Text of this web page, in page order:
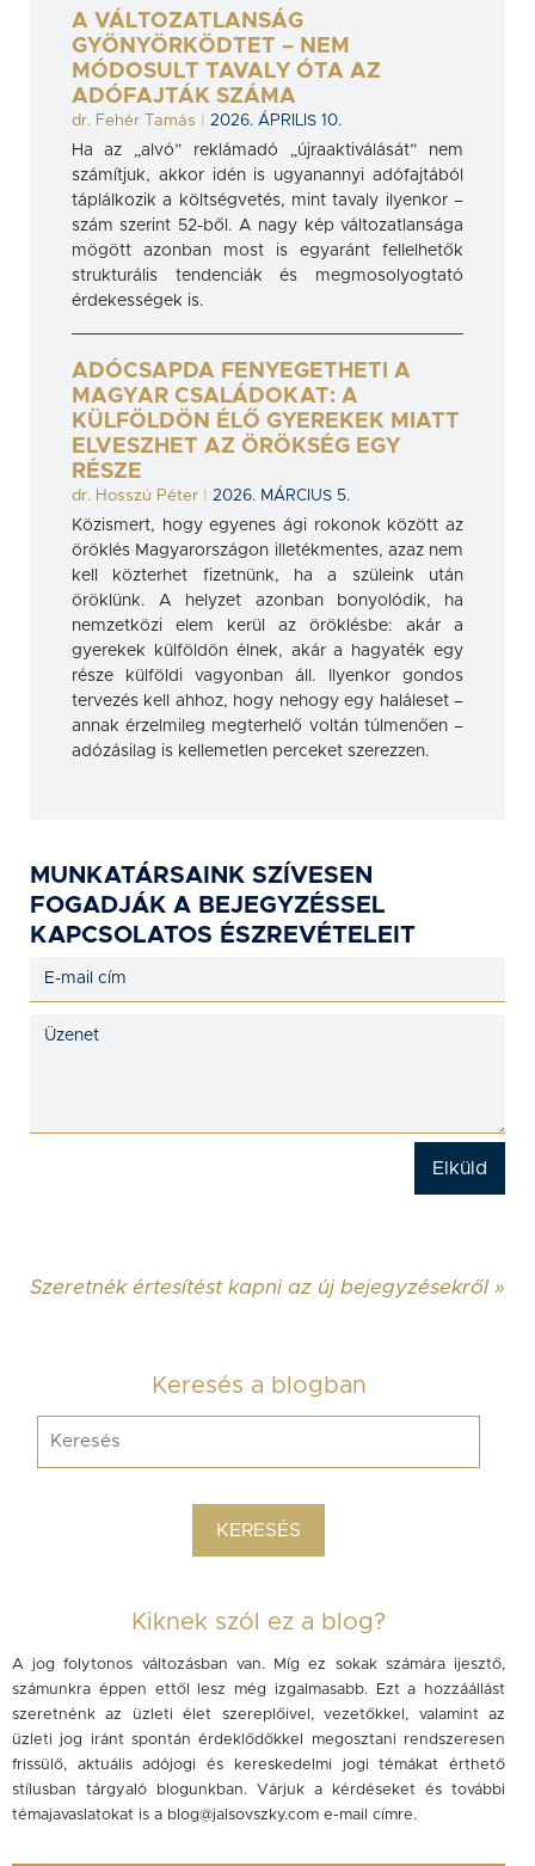
A VÁLTOZATLANSÁG
GYÖNYÖRKÖDTET – NEM
MÓDOSULT TAVALY ÓTA AZ
ADÓFAJTÁK SZÁMA
dr. Fehér Tamás
2026. ÁPRILIS 10.
Ha az „alvó” reklámadó „újraaktiválását” nem
számítjuk, akkor idén is ugyanannyi adófajtából
táplálkozik a költségvetés, mint tavaly ilyenkor –
szám szerint 52-ből. A nagy kép változatlansága
mögött azonban most is egyaránt fellelhetők
strukturális tendenciák és megmosolyogtató
érdekességek is.
ADÓCSAPDA FENYEGETHETI A
MAGYAR CSALÁDOKAT: A
KÜLFÖLDÖN ÉLŐ GYEREKEK MIATT
ELVESZHET AZ ÖRÖKSÉG EGY
RÉSZE
dr. Hosszú Péter
2026. MÁRCIUS 5.
Közismert, hogy egyenes ági rokonok között az
öröklés Magyarországon illetékmentes, azaz nem
kell közterhet fizetnünk, ha a szüleink után
öröklünk. A helyzet azonban bonyolódik, ha
nemzetközi elem kerül az öröklésbe: akár a
gyerekek külföldön élnek, akár a hagyaték egy
része külföldi vagyonban áll. Ilyenkor gondos
tervezés kell ahhoz, hogy nehogy egy haláleset –
annak érzelmileg megterhelő voltán túlmenően –
adózásilag is kellemetlen perceket szerezzen.
MUNKATÁRSAINK SZÍVESEN
FOGADJÁK A BEJEGYZÉSSEL
KAPCSOLATOS ÉSZREVÉTELEIT
Szeretnék értesítést kapni az új bejegyzésekről »
Keresés a blogban
Kiknek szól ez a blog?
A jog folytonos változásban van. Míg ez sokak számára ijesztő,
számunkra éppen ettől lesz még izgalmasabb. Ezt a hozzáállást
szeretnénk az üzleti élet szereplőivel, vezetőkkel, valamint az
üzleti jog iránt spontán érdeklődőkkel megosztani rendszeresen
frissülő, aktuális adójogi és kereskedelmi jogi témákat érthető
stílusban tárgyaló blogunkban. Várjuk a kérdéseket és további
témajavaslatokat is a blog@jalsovszky.com e-mail címre.